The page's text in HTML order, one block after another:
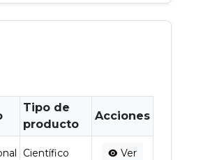
Tipo de
producto
Acciones
Científico Ver